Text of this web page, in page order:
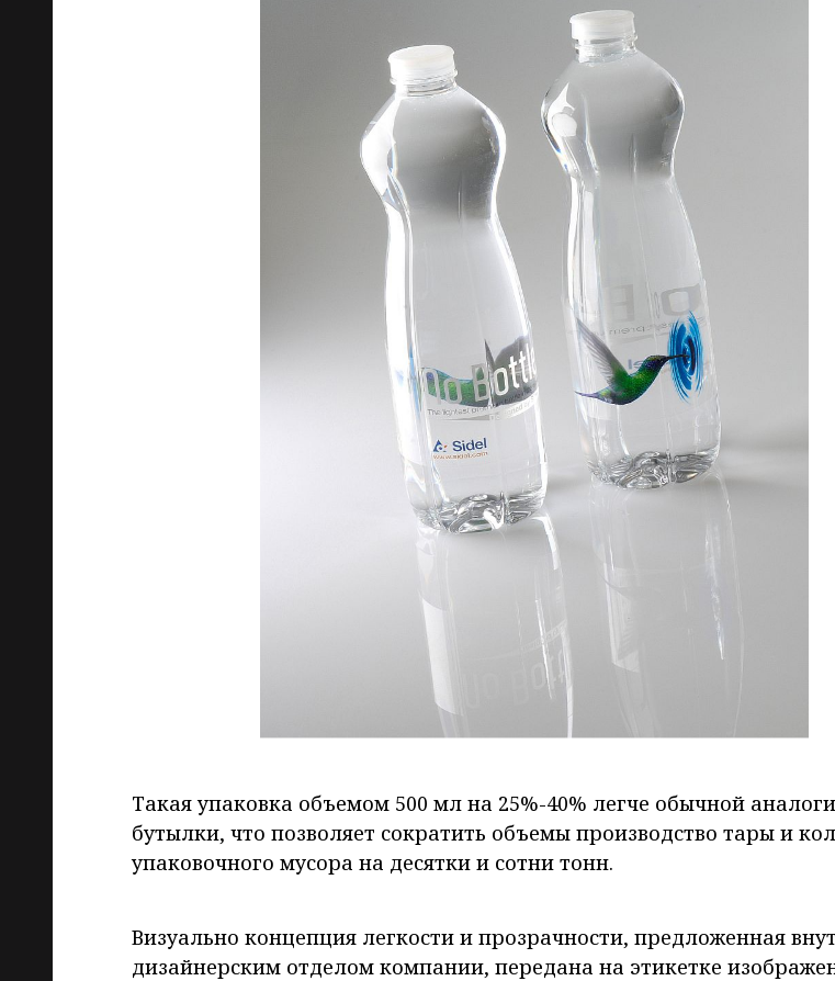
Такая упаковка объемом 500 мл на 25%-40% легче обычной
бутылки, что позволяет сократить объемы производство тары и
упаковочного мусора на десятки и сотни тонн.
Визуально концепция легкости и прозрачности, предложенная
дизайнерским отделом компании, передана на этикетке